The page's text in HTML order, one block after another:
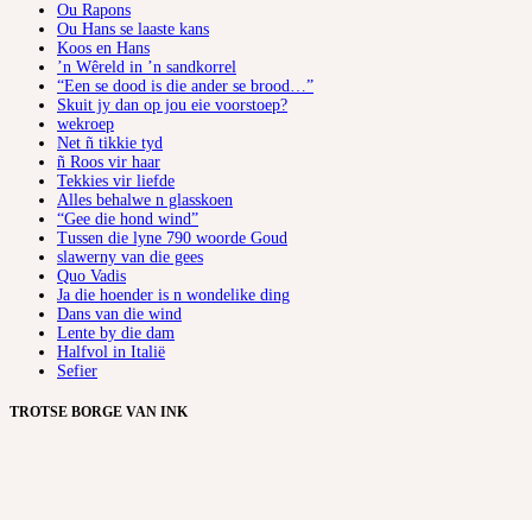
Ou Rapons
Ou Hans se laaste kans
Koos en Hans
’n Wêreld in ’n sandkorrel
“Een se dood is die ander se brood…”
Skuit jy dan op jou eie voorstoep?
wekroep
Net ñ tikkie tyd
ñ Roos vir haar
Tekkies vir liefde
Alles behalwe n glasskoen
“Gee die hond wind”
Tussen die lyne 790 woorde Goud
slawerny van die gees
Quo Vadis
Ja die hoender is n wondelike ding
Dans van die wind
Lente by die dam
Halfvol in Italië
Sefier
TROTSE BORGE VAN INK